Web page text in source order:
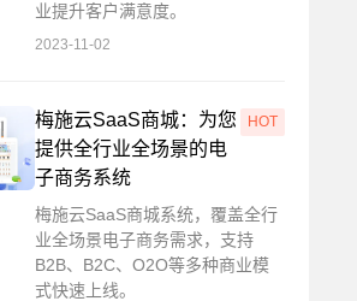
业提升客户满意度。
2023-11-02
梅施云SaaS商城：为您
提供全行业全场景的电
子商务系统
HOT
梅施云SaaS商城系统，覆盖全行
业全场景电子商务需求，支持
B2B、B2C、O2O等多种商业模
式快速上线。